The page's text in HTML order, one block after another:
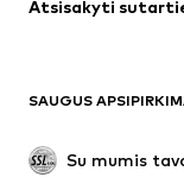
Paltai
Proginiai
Atsisakyti
SAUGUS
Su mumis